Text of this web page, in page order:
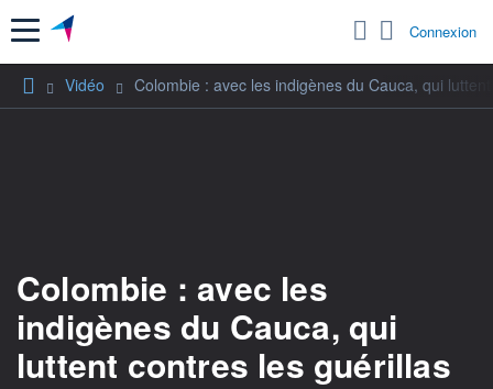
Menu Connexion
Vidéo Colombie : avec les indigènes du Cauca, qui
Colombie : avec les
indigènes du Cauca, qui
luttent contres les guérillas